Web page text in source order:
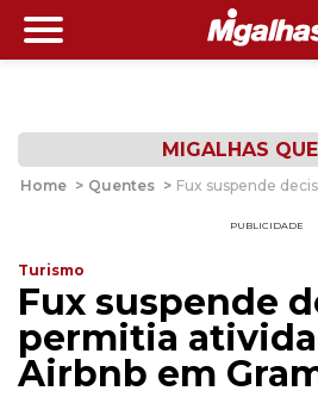
MIGALHAS
Home > Quentes > Fux suspende
PUBLICIDADE
Turismo
Fux suspende
permitia
Airbnb em